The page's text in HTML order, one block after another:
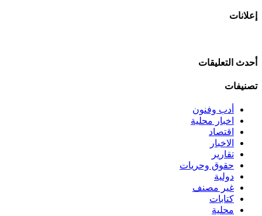
إعلانات
أحدث التعليقات
تصنيفات
أدب وفنون
اخبار محلية
اقتصاد
الاخبار
تقارير
حقوق وحريات
دولية
غير مصنف
كتابات
محلية